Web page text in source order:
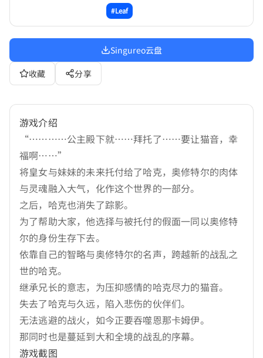
#Leaf
Singureo云盘
收藏
分享
游戏介绍
“…………公主殿下就……拜托了……要让猫音，幸
福啊……”
将皇女与妹妹的未来托付给了哈克，奥修特尔的肉体
与灵魂融入大气，化作这个世界的一部分。
之后，哈克也消失了踪影。
为了帮助大家，他选择与被托付的假面一同以奥修特
尔的身份生存下去。
依靠自己的智略与奥修特尔的名声，跨越新的战乱之
世的哈克。
继承兄长的意志，为压抑感情的哈克尽力的猫音。
失去了哈克与久远，陷入悲伤的伙伴们。
无法逃避的战火，如今正要吞噬恩那卡姆伊。
那同时也是蔓延到大和全境的战乱的序幕。
游戏截图